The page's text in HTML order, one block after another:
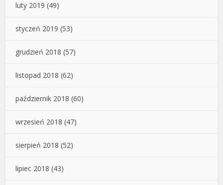
luty 2019 (49)
styczeń 2019 (53)
grudzień 2018 (57)
listopad 2018 (62)
październik 2018 (60)
wrzesień 2018 (47)
sierpień 2018 (52)
lipiec 2018 (43)